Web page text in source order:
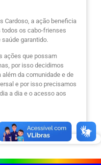
Cardoso, a ação beneficia
todos os cabo-frienses
garantido.
ações que possam
por isso decidimos
da comunidade e de
e por isso precisamos
a dia e o acesso aos